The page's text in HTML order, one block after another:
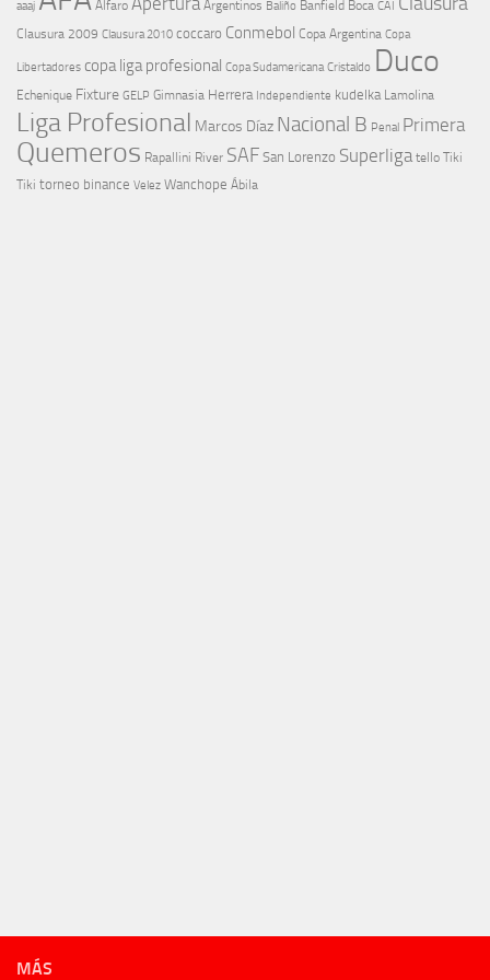
aaaj Alfaro Argentinos Baliño Banfield Boca CAI
Clausura 2009 Clausura 2010 coccaro Conmebol Copa Argentina Copa
Libertadores copa liga profesional Copa Sudamericana Cristaldo Duco
Echenique Fixture GELP Gimnasia Herrera Independiente kudelka Lamolina
Liga Profesional Marcos Díaz Nacional B Penal Primera
Quemeros Rapallini River SAF San Lorenzo Superliga tello Tiki
Tiki torneo binance Velez Wanchope Ábila
MÁS